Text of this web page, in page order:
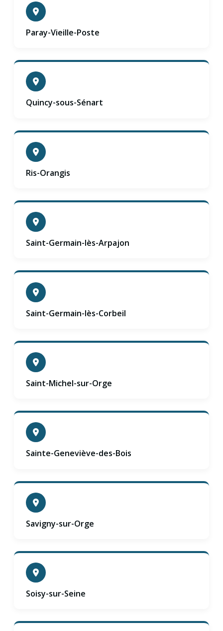
Paray-Vieille-Poste
Quincy-sous-Sénart
Ris-Orangis
Saint-Germain-lès-Arpajon
Saint-Germain-lès-Corbeil
Saint-Michel-sur-Orge
Sainte-Geneviève-des-Bois
Savigny-sur-Orge
Soisy-sur-Seine